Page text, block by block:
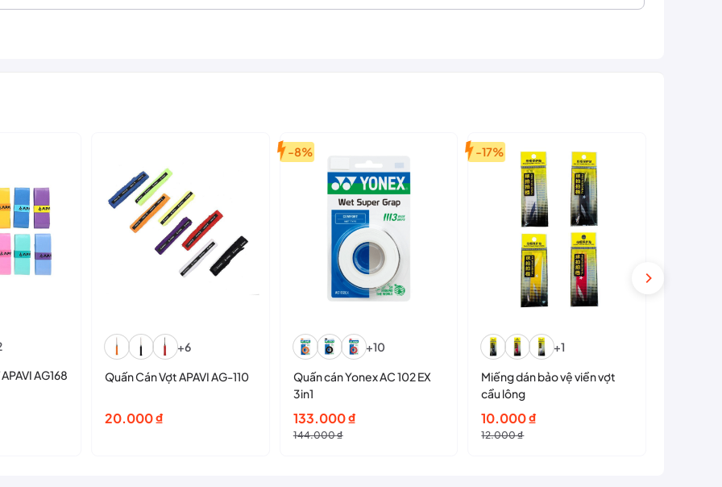
AG168
+6
Quấn Cán Vợt APAVI AG-110
20.000₫
-8%
+10
Quấn cán Yonex AC 102 EX
3in1
144.000₫
Giá
gốc
133.000₫
Giá
hiện
-17%
+1
Miếng dán bảo vệ viền vợt
cầu lông
12.000₫
Giá
gốc
10.000₫
Giá
hiện